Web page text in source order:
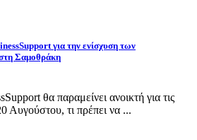
για την ενίσχυση των
Σαμοθράκη
θα παραμείνει ανοικτή για τις
Αυγούστου, τι πρέπει να ...